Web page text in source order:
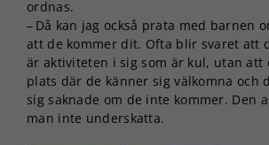
ordnas.
– Då kan jag också prata med barnen
att de kommer dit. Ofta blir svaret att
är aktiviteten i sig som är kul, utan att
plats där de känner sig välkomna och
sig saknade om de inte kommer. Den
man inte underskatta.